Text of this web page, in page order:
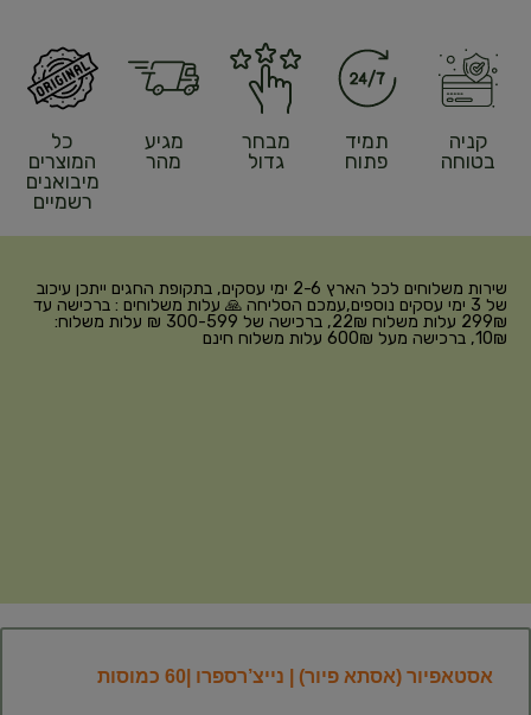
קניה
בטוחה
תמיד
פתוח
מבחר
גדול
מגיע
מהר
כל
המוצרים
מיבואנים
רשמיים
שירות משלוחים לכל הארץ 2-6 ימי עסקים, בתקופת החגים ייתכן עיכוב
של 3 ימי עסקים נוספים,עמכם הסליחה 🙏 עלות משלוחים : ברכישה עד
299₪ עלות משלוח 22₪, ברכישה של 300-599 ₪ עלות משלוח:
10₪, ברכישה מעל 600₪ עלות משלוח חינם
אסטאפיור (אסתא פיור) | נייצ’רספרו |60 כמוסות